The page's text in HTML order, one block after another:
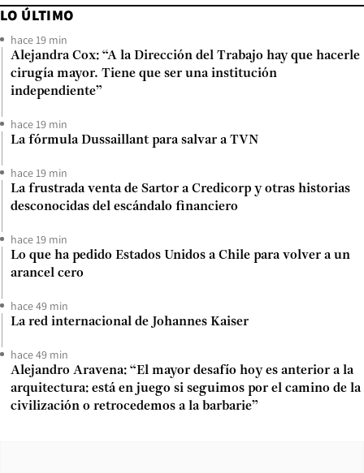
LO ÚLTIMO
hace 19 min
Alejandra Cox: “A la Dirección del Trabajo hay que hacerle
cirugía mayor. Tiene que ser una institución
independiente”
hace 19 min
La fórmula Dussaillant para salvar a TVN
hace 19 min
La frustrada venta de Sartor a Credicorp y otras historias
desconocidas del escándalo financiero
hace 19 min
Lo que ha pedido Estados Unidos a Chile para volver a un
arancel cero
hace 49 min
La red internacional de Johannes Kaiser
hace 49 min
Alejandro Aravena: “El mayor desafío hoy es anterior a la
arquitectura: está en juego si seguimos por el camino de la
civilización o retrocedemos a la barbarie”